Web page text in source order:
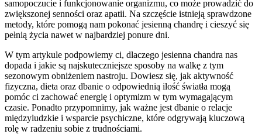
samopoczucie i funkcjonowanie organizmu, co może prowadzić do
zwiększonej senności oraz apatii. Na szczęście istnieją sprawdzone
metody, które pomogą nam pokonać jesienną chandrę i cieszyć się
pełnią życia nawet w najbardziej ponure dni.
W tym artykule podpowiemy ci, dlaczego jesienna chandra nas
dopada i jakie są najskuteczniejsze sposoby na walkę z tym
sezonowym obniżeniem nastroju. Dowiesz się, jak aktywność
fizyczna, dieta oraz dbanie o odpowiednią ilość światła mogą
pomóc ci zachować energię i optymizm w tym wymagającym
czasie. Ponadto przypomnimy, jak ważne jest dbanie o relacje
międzyludzkie i wsparcie psychiczne, które odgrywają kluczową
rolę w radzeniu sobie z trudnościami.